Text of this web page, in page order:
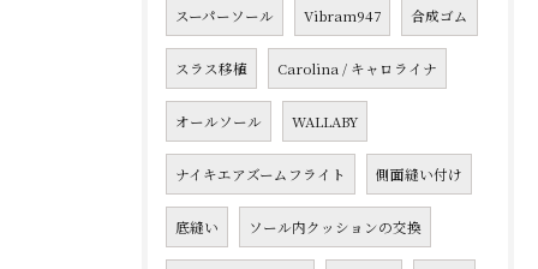
スーパーソール Vibram947 合成ゴム
スラス移植 Carolina / キャロライナ
オールソール WALLABY
ナイキエアズームフライト 側面縫い付け
底縫い ソール内クッションの交換